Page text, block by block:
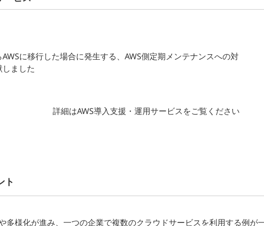
に移行した場合に発生する、AWS側定期メンテナンスへの対
ました
詳細はAWS導入支援・運用サービスをご覧ください
ト
多様化が進み、一つの企業で複数のクラウドサービスを利用する例が